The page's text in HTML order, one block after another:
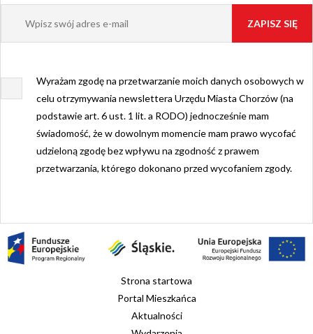
Wyrażam zgodę na przetwarzanie moich danych osobowych w
celu otrzymywania newslettera Urzędu Miasta Chorzów (na
podstawie art. 6 ust. 1 lit. a RODO) jednocześnie mam
świadomość, że w dowolnym momencie mam prawo wycofać
udzieloną zgodę bez wpływu na zgodność z prawem
przetwarzania, którego dokonano przed wycofaniem zgody.
Strona startowa
Portal Mieszkańca
Aktualności